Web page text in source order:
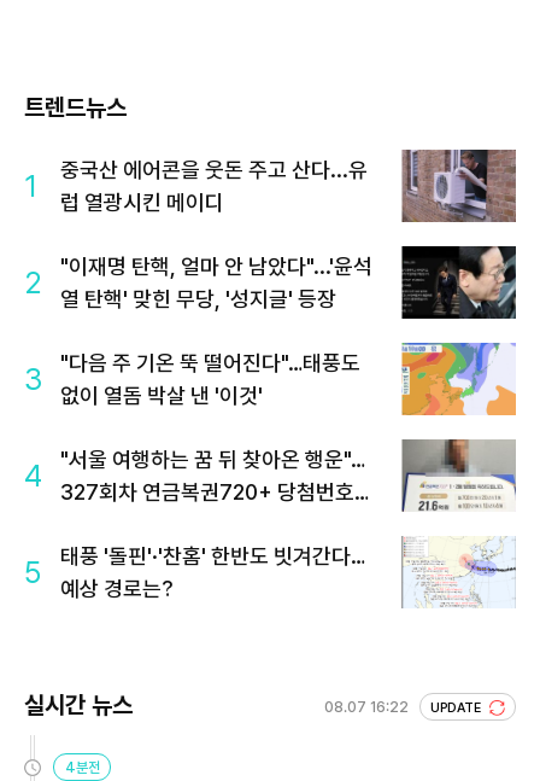
트렌드뉴스
1
중국산 에어콘을 웃돈 주고 산다...유
럽 열광시킨 메이디
2
"이재명 탄핵, 얼마 안 남았다"...'윤석
열 탄핵' 맞힌 무당, '성지글' 등장
3
"다음 주 기온 뚝 떨어진다"…태풍도
없이 열돔 박살 낸 '이것'
4
"서울 여행하는 꿈 뒤 찾아온 행운"…
327회차 연금복권720+ 당첨번호조
5
태풍 '돌핀'·'찬홈' 한반도 빗겨간다…
예상 경로는?
실시간 뉴스 08.07 16:22 UPDATE
4분전